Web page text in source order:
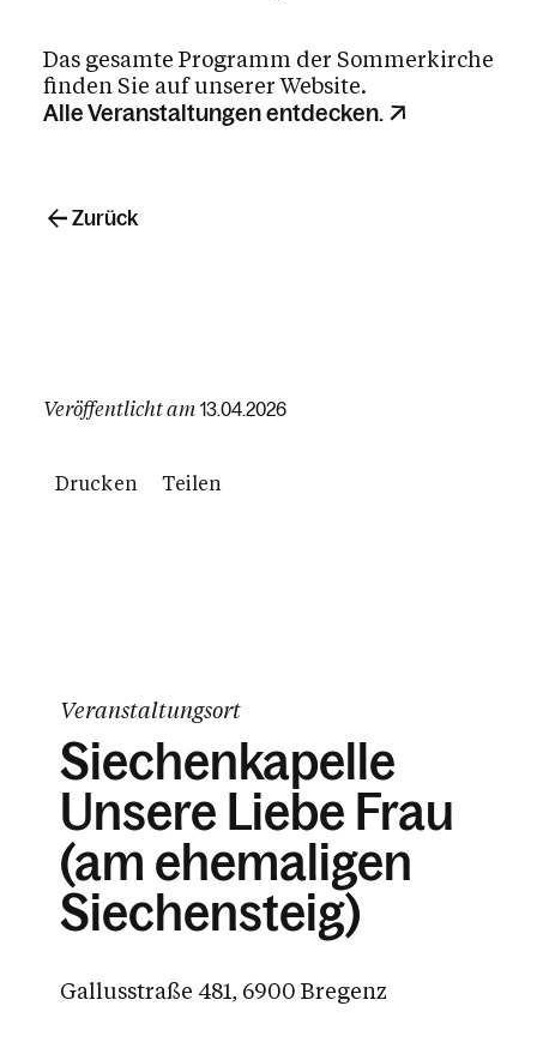
Veröffentlicht am 13.04.2026
Drucken Teilen
Das gesamte Programm der Sommerkirche
finden Sie auf unserer Website.
Alle Veranstaltungen entdecken.
Zurück
Veranstaltungsort
Siechenkapelle
Unsere Liebe Frau
(am ehemaligen
Siechensteig)
Gallusstraße 481, 6900 Bregenz